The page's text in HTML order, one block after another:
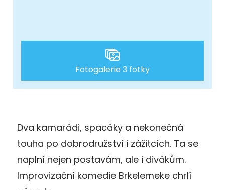
Fotogalerie 3 fotky
Dva kamarádi, spacáky a nekonečná
touha po dobrodružství i zážitcích. Ta se
naplní nejen postavám, ale i divákům.
Improvizační komedie Brkelemeke chrlí